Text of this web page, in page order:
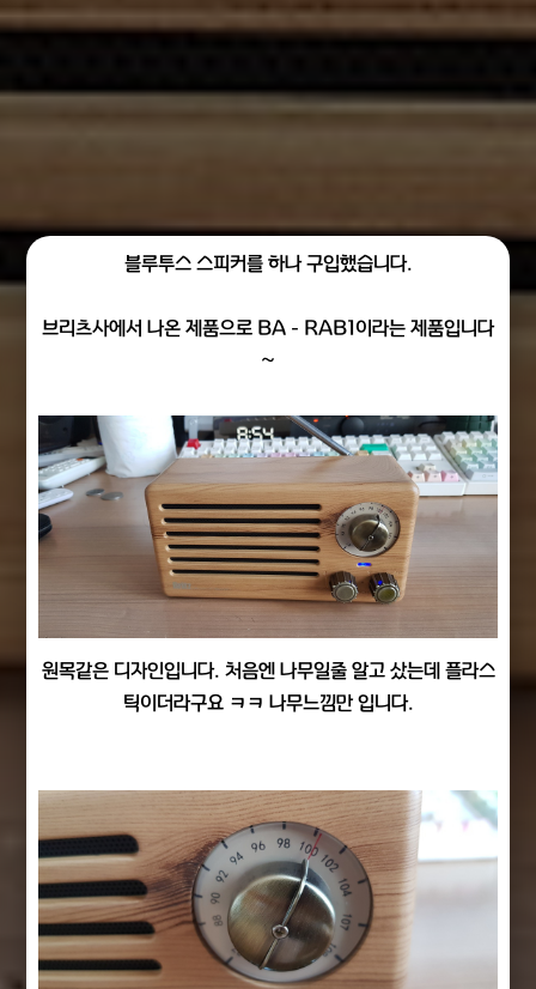
블루투스 스피커를 하나 구입했습니다.
브리츠사에서 나온 제품으로 BA - RAB1이라는 제품입니다
~
원목같은 디자인입니다. 처음엔 나무일줄 알고 샀는데 플라스
틱이더라구요 ㅋㅋ 나무느낌만 입니다.